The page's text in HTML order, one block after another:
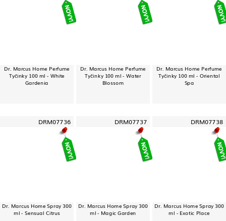
Dr. Marcus Home Perfume
Tyčinky 100 ml - White
Gardenia
Dr. Marcus Home Perfume
Tyčinky 100 ml - Water
Blossom
Dr. Marcus Home Perfume
Tyčinky 100 ml - Oriental
Spa
DRM07736
Dr. Marcus Home Spray 300
ml - Sensual Citrus
DRM07737
Dr. Marcus Home Spray 300
ml - Magic Garden
DRM07738
Dr. Marcus Home Spray 300
ml - Exotic Place